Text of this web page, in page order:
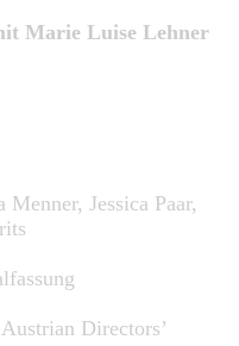
Marie Luise Lehner
Jessica Paar,
Directors’